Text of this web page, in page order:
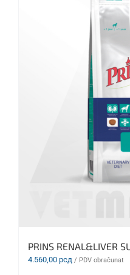
PRINS RENAL&LIVER
4.560,00 рсд / PDV obračunat